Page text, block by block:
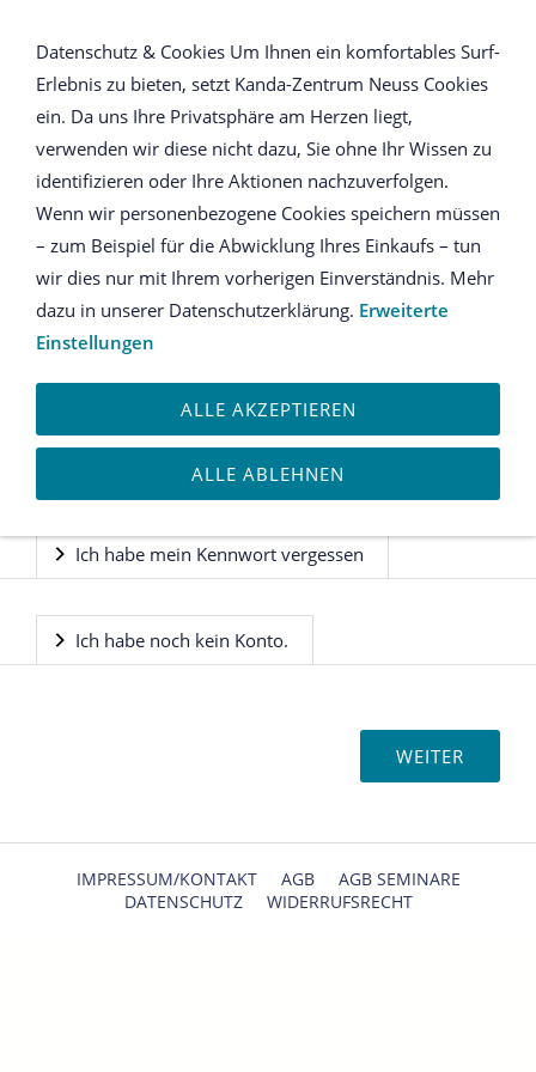
Anmeldung
Ich habe bereits ein Konto
Bitte melden Sie sich mit Ihrem Kennwort an.
E-Mail oder Kundennummer:
Ich habe mein Kennwort vergessen
Ich habe noch kein Konto.
IMPRESSUM/KONTAKT AGB
AGB SEMINARE
DATENSCHUTZ
WIDERRUFSRECHT
Datenschutz & Cookies Um Ihnen ein komfortables Surf-
Erlebnis zu bieten, setzt Kanda-Zentrum Neuss Cookies
ein. Da uns Ihre Privatsphäre am Herzen liegt,
verwenden wir diese nicht dazu, Sie ohne Ihr Wissen zu
identifizieren oder Ihre Aktionen nachzuverfolgen.
Wenn wir personenbezogene Cookies speichern müssen
– zum Beispiel für die Abwicklung Ihres Einkaufs – tun
wir dies nur mit Ihrem vorherigen Einverständnis. Mehr
dazu in unserer Datenschutzerklärung. Erweiterte
Einstellungen
ALLE AKZEPTIEREN
ALLE ABLEHNEN